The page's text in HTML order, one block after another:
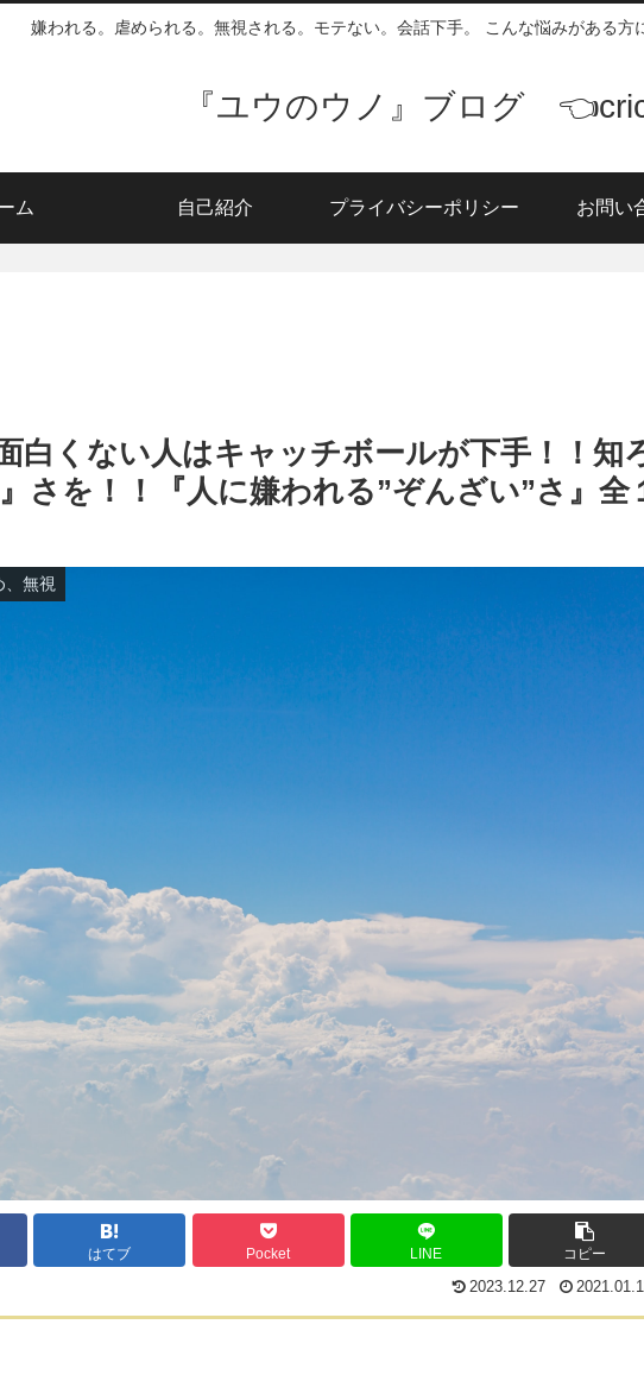
嫌われる。虐められる。無視される。モテない。会話下手。 こんな悩みがある方
『ユウのウノ』ブログ
ム 自己紹介 プライバシーポリシー お問い
くない人はキャッチボールが下手！！知
さを！！『人に嫌われる”ぞんざい”さ』全
、無視
はてブ Pocket LINE コピー
2023.12.27